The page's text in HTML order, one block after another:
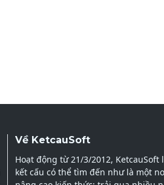
Về KetcauSoft
Hoạt động từ 21/3/2012, KetcauSoft
kết cấu có thể tìm đến như là một